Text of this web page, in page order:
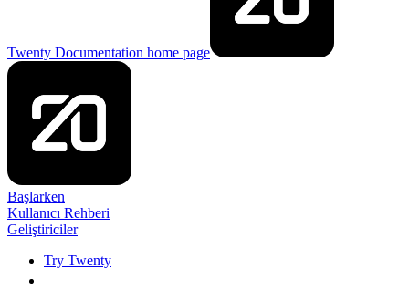
Twenty Documentation home page
Başlarken
Kullanıcı Rehberi
Geliştiriciler
Try Twenty